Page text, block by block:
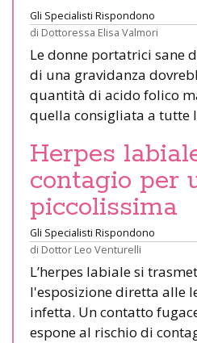
Gli Specialisti Rispondono
di Dottoressa Elisa Valmori
Le donne portatrici sane
di una gravidanza
quantità di acido folico
quella consigliata a tutte
Herpes
contagio per
piccolissima
Gli Specialisti Rispondono
di Dottor Leo Venturelli
L’herpes labiale si
l'esposizione diretta alle
infetta. Un contatto
espone al rischio di